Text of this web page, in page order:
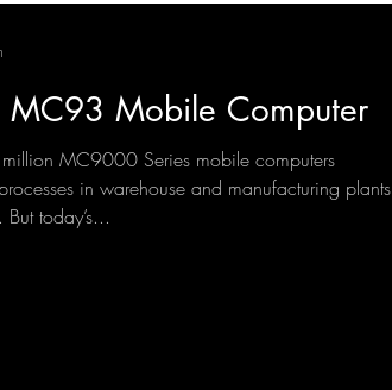
MC93 Mobile Computer
MC9000 Series mobile computers
in warehouse and manufacturing plants
today’s...